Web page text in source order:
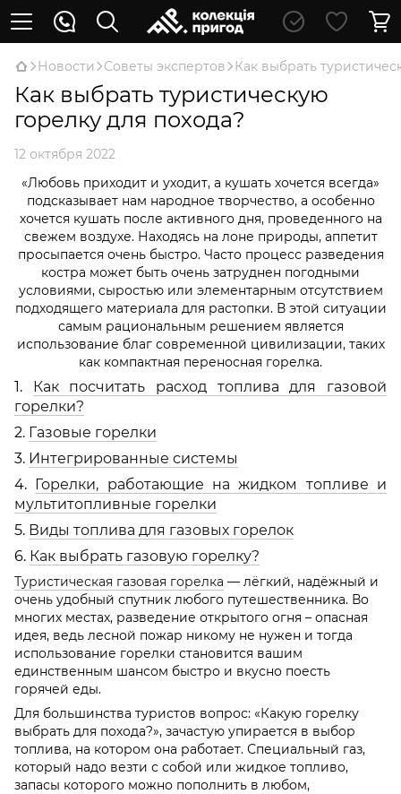
Новости Советы экспертов Как выбрать
Как выбрать туристическую
горелку для похода?
12 октября 2022
«Любовь приходит и уходит, а кушать хочется всегда»
подсказывает нам народное творчество, а особенно
хочется кушать после активного дня, проведенного на
свежем воздухе. Находясь на лоне природы, аппетит
просыпается очень быстро. Часто процесс разведения
костра может быть очень затруднен погодными
условиями, сыростью или элементарным отсутствием
подходящего материала для растопки. В этой ситуации
самым рациональным решением является
использование благ современной цивилизации, таких
как компактная переносная горелка.
1. Как посчитать расход топлива для газовой
горелки?
2. Газовые горелки
3. Интегрированные системы
4. Горелки, работающие на жидком топливе и
мультитопливные горелки
5. Виды топлива для газовых горелок
6. Как выбрать газовую горелку?
Туристическая газовая горелка — лёгкий, надёжный и
очень удобный спутник любого путешественника. Во
многих местах, разведение открытого огня – опасная
идея, ведь лесной пожар никому не нужен и тогда
использование горелки становится вашим
единственным шансом быстро и вкусно поесть
горячей еды.
Для большинства туристов вопрос: «Какую горелку
выбрать для похода?», зачастую упирается в выбор
топлива, на котором она работает. Специальный газ,
который надо везти с собой или жидкое топливо,
запасы которого можно пополнить в любом,